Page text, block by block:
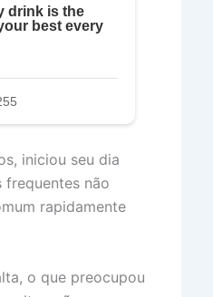
iniciou seu dia
não
rapidamente
o que preocupou